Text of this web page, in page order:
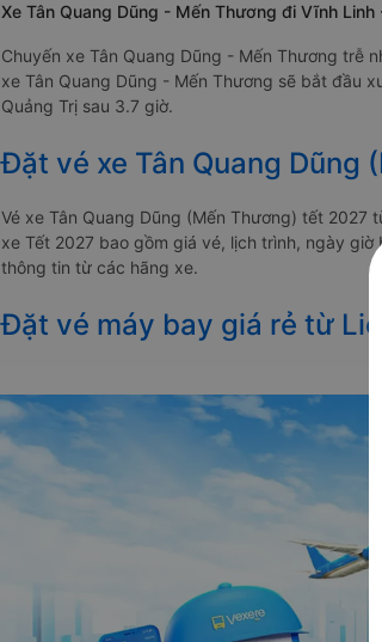
Xe Tân Quang Dũng - Mến Thương đi Vĩnh Linh
Chuyến xe Tân Quang Dũng - Mến Thương trễ
xe Tân Quang Dũng - Mến Thương sẽ bắt đầu
Quảng Trị sau 3.7 giờ.
Đặt vé xe Tân Quang Dũng
Vé xe Tân Quang Dũng (Mến Thương) tết
xe Tết 2027 bao gồm giá vé, lịch trình, ngày
thông tin từ các hãng xe.
Đặt vé máy bay giá rẻ từ